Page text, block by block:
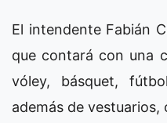
El intendente Fabián
que contará con una
vóley, básquet,
además de